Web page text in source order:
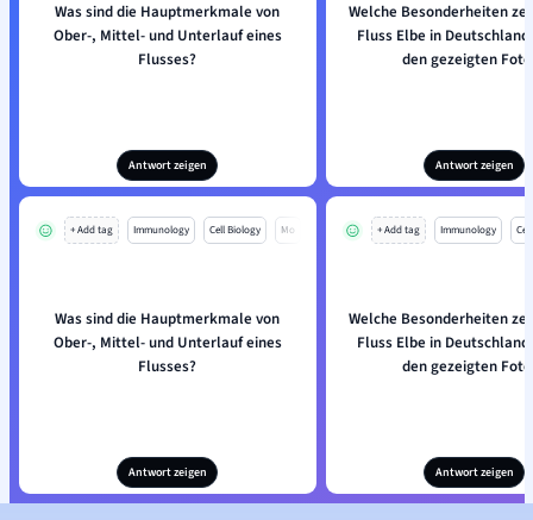
Was sind die Hauptmerkmale von
Ober-, Mittel- und Unterlauf eines
Flusses?
Antwort zeigen
Welche Besonderheiten
Fluss Elbe in
den gezeigten
Antwort zeigen
+ Add tag Immunology Cell Biology Mo
Was sind die Hauptmerkmale von
Ober-, Mittel- und Unterlauf eines
Flusses?
Antwort zeigen
+ Add tag Immunology
Welche Besonderheiten
Fluss Elbe in
den gezeigten
Antwort zeigen